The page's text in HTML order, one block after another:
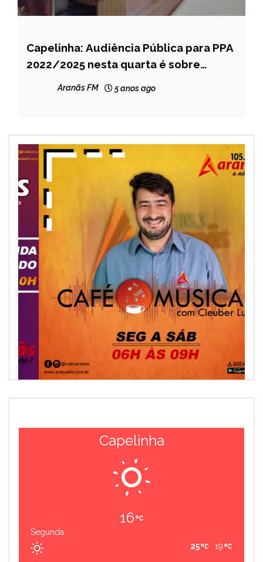
CAPELINHA
NOTÍCIAS
Capelinha: Audiência Pública para PPA
2022/2025 nesta quarta é sobre
Aranãs FM 5 anos ago
Capelinha
16
Segunda
19
25